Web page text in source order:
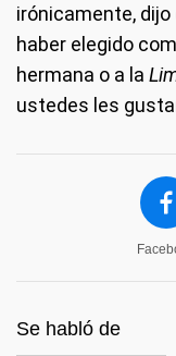
irónicamente,
haber elegido
hermana o a la
ustedes les
Se habló de